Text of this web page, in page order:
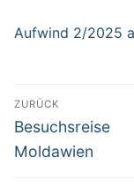
Aufwind 2/2025
ZURÜCK
Vorheriger
Beitrag:
Besuchsreise
Moldawien